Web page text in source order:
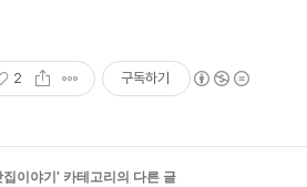
2 구독하기
이야기 ' 카테고리의 다른 글